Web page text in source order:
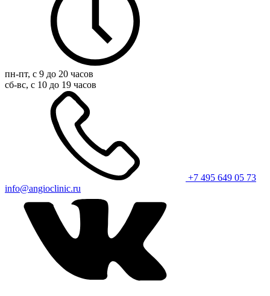
пн-пт, с 9 до 20 часов
сб-вс, с 10 до 19 часов
+7 495 649 05 73
info@angioclinic.ru